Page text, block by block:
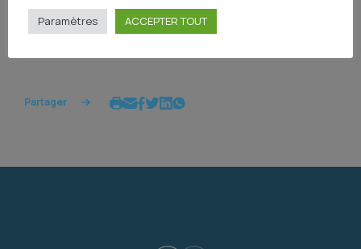
Tous les événements
Partager
Paramètres ACCEPTER TOUT